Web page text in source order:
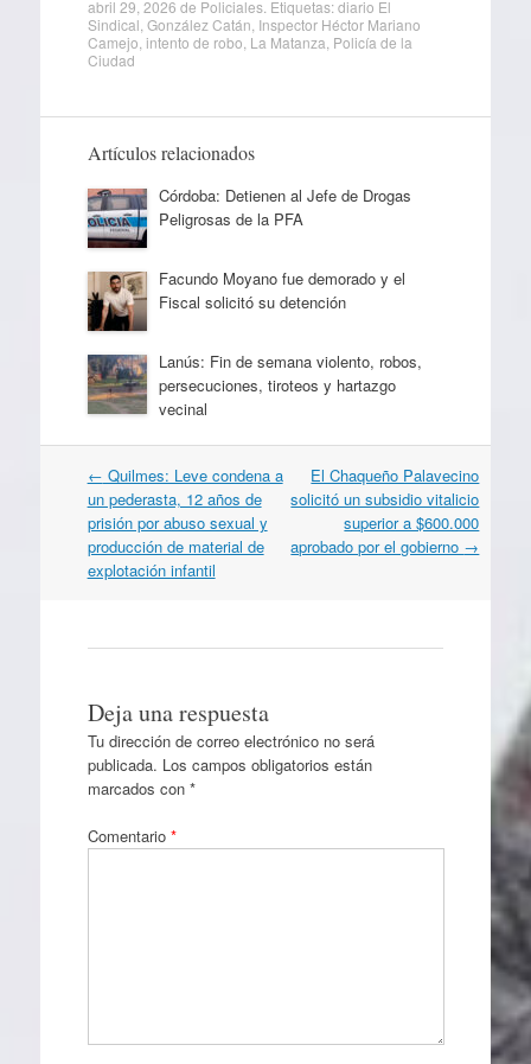
abril 29, 2026 de Policiales. Etiquetas:diario El
Sindical González Catán Inspector Héctor Mariano
Camejo intento de robo La Matanza Policía de la
Ciudad
Artículos relacionados
Córdoba: Detienen al Jefe de Drogas
Peligrosas de la PFA
Facundo Moyano fue demorado y el
Fiscal solicitó su detención
Lanús: Fin de semana violento, robos,
persecuciones, tiroteos y hartazgo
vecinal
Navegación
por
artículos
← Quilmes: Leve condena a
un pederasta, 12 años de
prisión por abuso sexual y
producción de material de
explotación infantil
El Chaqueño Palavecino
solicitó un subsidio vitalicio
superior a $600.000
aprobado por el gobierno →
Deja una respuesta
Tu dirección de correo electrónico no será
publicada. Los campos obligatorios están
marcados con *
Comentario *